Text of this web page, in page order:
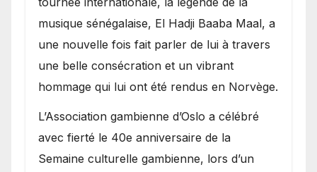
royale.
musique sénégalaise, El Hadji Baaba Maal, a
une nouvelle fois fait parler de lui à travers
une belle consécration et un vibrant
hommage qui lui ont été rendus en Norvège.
​L’Association gambienne d’Oslo a célébré
avec fierté le 40e anniversaire de la
Semaine culturelle gambienne, lors d’un